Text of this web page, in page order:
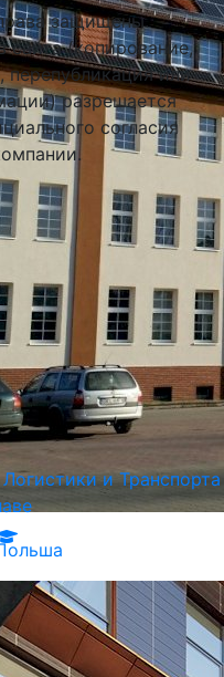
и Транспорта
защищены.
сайта (копирование,
перепубликация или
разрешается
согласия